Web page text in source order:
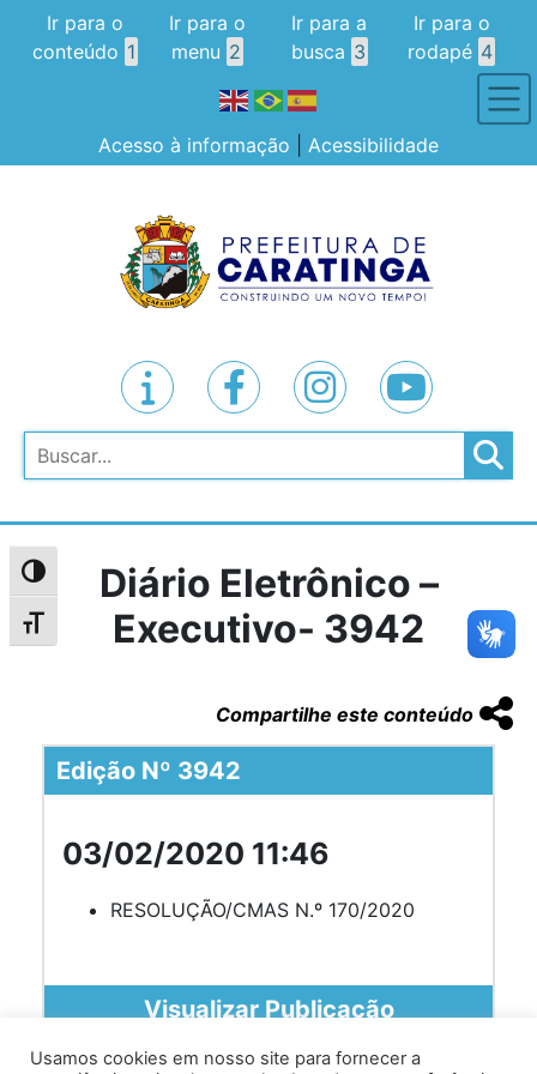
Alternar alto contraste
Alternar tamanho da fonte
Ir para o
conteúdo 1
Ir para o
menu 2
Ir para a
busca 3
Ir para o
rodapé 4
Acesso à informação Acessibilidade
Pesquisar
Diário Eletrônico –
Executivo- 3942
Compartilhe este conteúdo
Edição Nº 3942
03/02/2020 11:46
RESOLUÇÃO/CMAS N.º 170/2020
Visualizar Publicação
Usamos cookies em nosso site para fornecer a